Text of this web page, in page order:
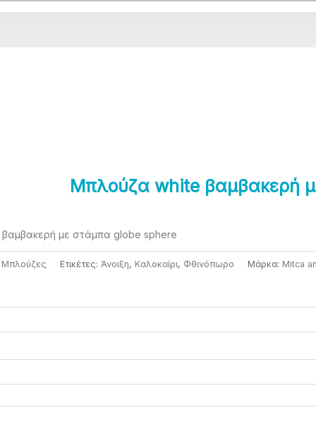
Μπλούζα white βαμβακερή
με στάμπα globe sphere
Μπλούζες Ετικέτες: Άνοιξη, Καλοκαίρι, Φθινόπωρο Μάρκα: Mitca